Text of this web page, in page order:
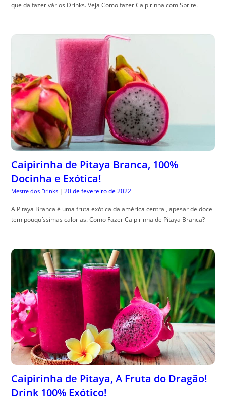
que da fazer vários Drinks. Veja Como fazer Caipirinha com Sprite.
Caipirinha de Pitaya Branca, 100%
Docinha e Exótica!
Mestre dos Drinks | 20 de fevereiro de 2022
A Pitaya Branca é uma fruta exótica da américa central, apesar de doce
tem pouquíssimas calorias. Como Fazer Caipirinha de Pitaya Branca?
Caipirinha de Pitaya, A Fruta do Dragão!
Drink 100% Exótico!